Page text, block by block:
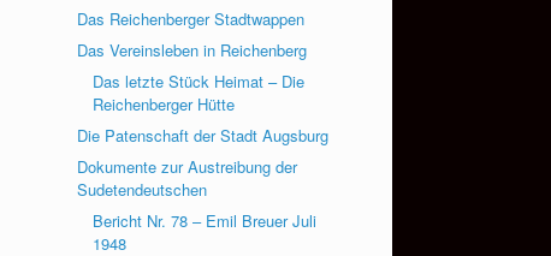
Das Reichenberger Stadtwappen
Das Vereinsleben in Reichenberg
Das letzte Stück Heimat – Die
Reichenberger Hütte
Die Patenschaft der Stadt Augsburg
Dokumente zur Austreibung der
Sudetendeutschen
Bericht Nr. 78 – Emil Breuer Juli
1948